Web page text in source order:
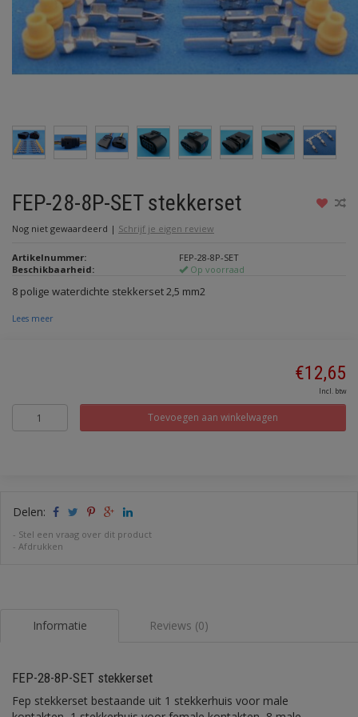
FEP-28-8P-SET stekkerset
Nog niet gewaardeerd | Schrijf je eigen review
Artikelnummer:
FEP-28-8P-SET
Beschikbaarheid:
Op voorraad
8 polige waterdichte stekkerset 2,5 mm2
Lees meer
€12,65
Incl. btw
Toevoegen aan winkelwagen
Delen:
- Stel een vraag over dit product
- Afdrukken
Informatie Reviews (0)
FEP-28-8P-SET stekkerset
Fep stekkerset bestaande uit 1 stekkerhuis voor male